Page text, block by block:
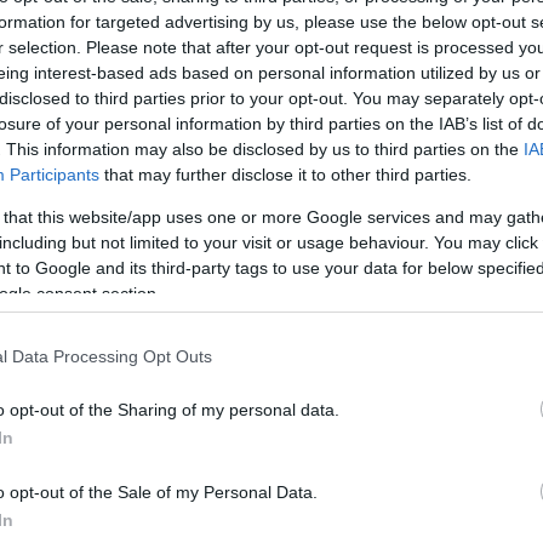
for targeted advertising by us, please use the below opt-out
selection. Please note that after your opt-out request is processed
interest-based ads based on personal information utilized by us
to third parties prior to your opt-out. You may separately
of your personal information by third parties on the IAB’s list of
This information may also be disclosed by us to third parties on the
Participants that may further disclose it to other third parties.
that this website/app uses one or more Google services and may
but not limited to your visit or usage behaviour. You may
to Google and its third-party tags to use your data for below
consent section.
Data Processing Opt Outs
opt-out of the Sharing of my personal data.
opt-out of the Sale of my Personal Data.
Jelszó Emlékezzen rám
Regisztráció
szaknévsora
KERTÉSZ ÉS KERTÉSZET REGISZTRÁCIÓ NÖVÉNYKATALÓGUS
143
7
16
6
7
3
4
3
143
7
16
6
7
3
4 3